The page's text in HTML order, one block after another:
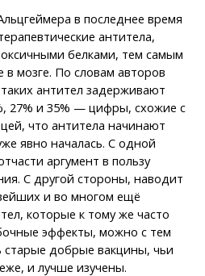
в последнее время
антитела,
белками, тем самым
мозге. По словам авторов
антител задерживают
27% и 35% — цифры, схожие с
что антитела начинают
явно началась. С одной
аргумент в пользу
С другой стороны, наводит
и во многом ещё
которые к тому же часто
эффекты, можно с тем
старые добрые вакцины, чьи
и лучше изучены.